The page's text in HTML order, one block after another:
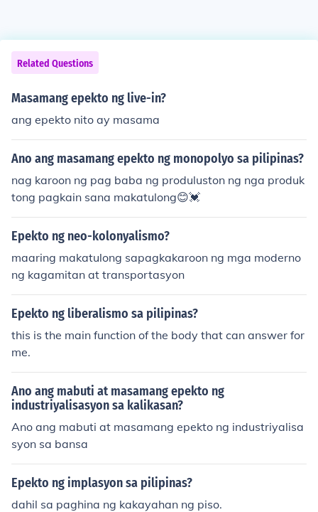
Related Questions
Masamang epekto ng live-in?
ang epekto nito ay masama
Ano ang masamang epekto ng monopolyo sa pilipinas?
nag karoon ng pag baba ng produluston ng nga produk
tong pagkain sana makatulong😊💓
Epekto ng neo-kolonyalismo?
maaring makatulong sapagkakaroon ng mga moderno
ng kagamitan at transportasyon
Epekto ng liberalismo sa pilipinas?
this is the main function of the body that can answer for
me.
Ano ang mabuti at masamang epekto ng
industriyalisasyon sa kalikasan?
Ano ang mabuti at masamang epekto ng industriyalisa
syon sa bansa
Epekto ng implasyon sa pilipinas?
dahil sa paghina ng kakayahan ng piso.